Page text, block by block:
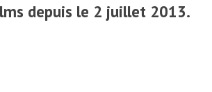
depuis le 2 juillet 2013.